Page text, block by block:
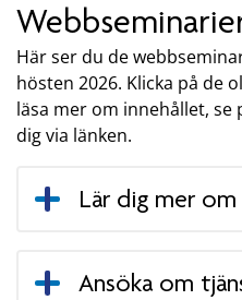
Här ser du de
hösten 2026. Klicka på de
läsa mer om innehållet,
dig via länken.
Lär dig mer
Ansöka om